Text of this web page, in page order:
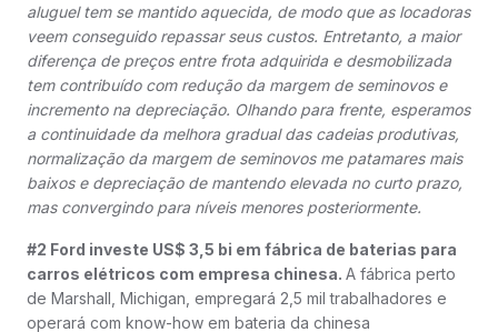
aluguel tem se mantido aquecida, de modo que as locadoras
veem conseguido repassar seus custos. Entretanto, a maior
diferença de preços entre frota adquirida e desmobilizada
tem contribuído com redução da margem de seminovos e
incremento na depreciação. Olhando para frente, esperamos
a continuidade da melhora gradual das cadeias produtivas,
normalização da margem de seminovos me patamares mais
baixos e depreciação de mantendo elevada no curto prazo,
mas convergindo para níveis menores posteriormente.
#2 Ford investe US$ 3,5 bi em fábrica de baterias para
carros elétricos com empresa chinesa. A fábrica perto
de Marshall, Michigan, empregará 2,5 mil trabalhadores e
operará com know-how em bateria da chinesa